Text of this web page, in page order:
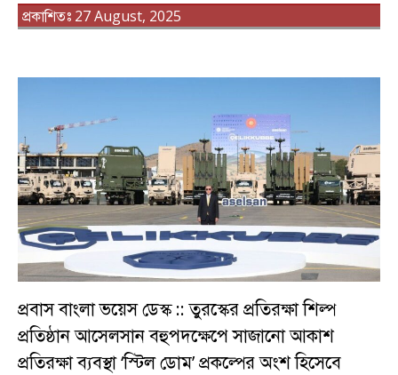
প্রকাশিতঃ 27 August, 2025
প্রবাস বাংলা ভয়েস ডেস্ক :: তুরস্কের প্রতিরক্ষা শিল্প
প্রতিষ্ঠান আসেলসান বহুপদক্ষেপে সাজানো আকাশ
প্রতিরক্ষা ব্যবস্থা ‘স্টিল ডোম’ প্রকল্পের অংশ হিসেবে